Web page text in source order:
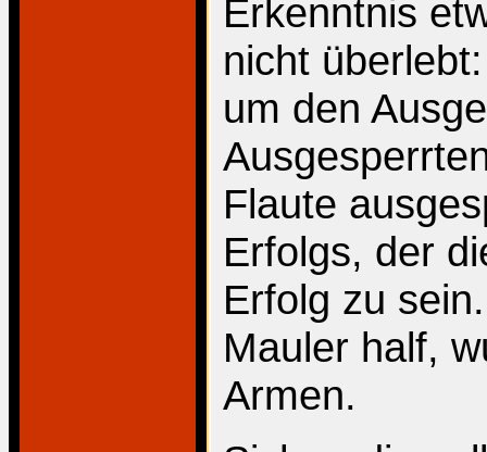
Erkenntnis
nicht
um den
Flaute
Erfolgs, der
Erfolg zu
Mauler half,
Armen.